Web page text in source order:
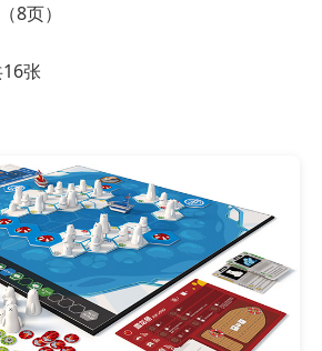
8页）
张